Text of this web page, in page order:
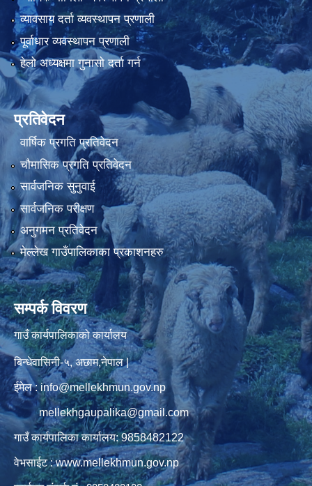
व्यावसाय दर्ता व्यवस्थापन प्रणाली
पूर्वाधार व्यवस्थापन प्रणाली
हेलो अध्यक्षमा गुनासो दर्ता गर्न
प्रतिवेदन
वार्षिक प्रगति प्रतिवेदन
चौमासिक प्रगति प्रतिवेदन
सार्वजनिक सुनुवाई
सार्वजनिक परीक्षण
अनुगमन प्रतिवेदन
मेल्लेख गाउँपालिकाका प्रकाशनहरु
सम्पर्क विवरण
गाउँ कार्यपालिकाको कार्यालय
बिन्धेवासिनी-५, अछाम,नेपाल |
ईमेल : info@mellekhmun.gov.np
mellekhgaupalika@gmail.com
गाउँ कार्यपालिका कार्यालय: 9858482122
वेभसाईट : www.mellekhmun.gov.np